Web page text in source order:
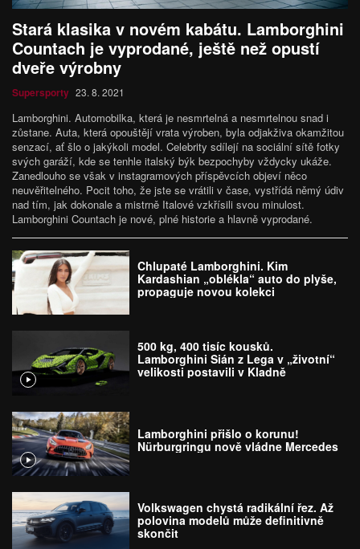
Stará klasika v novém kabátu. Lamborghini
Countach je vyprodané, ještě než opustí
dveře výrobny
Supersporty 23. 8. 2021
Lamborghini. Automobilka, která je nesmrtelná a nesmrtelnou snad i
zůstane. Auta, která opouštějí vrata výroben, byla odjakživa okamžitou
senzací, ať šlo o jakýkoli model. Celebrity sdílejí na sociální sítě fotky
svých garáží, kde se tenhle italský býk bezpochyby vždycky ukáže.
Zanedlouho se však v instagramových příspěvcích objeví něco
neuvěřitelného. Pocit toho, že jste se vrátili v čase, vystřídá němý údiv
nad tím, jak dokonale a mistrně Italové vzkřísili svou minulost.
Lamborghini Countach je nové, plné historie a hlavně vyprodané.
Chlupaté Lamborghini. Kim
Kardashian „oblékla“ auto do plyše,
propaguje novou kolekci
500 kg, 400 tisíc kousků.
Lamborghini Sián z Lega v „životní“
velikosti postavili v Kladně
Lamborghini přišlo o korunu!
Nürburgringu nově vládne Mercedes
Volkswagen chystá radikální řez. Až
polovina modelů může definitivně
skončit